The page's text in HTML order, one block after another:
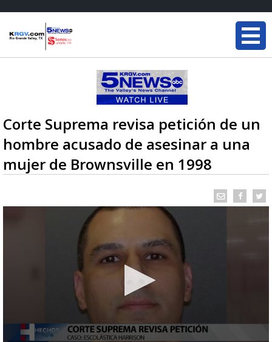
Corte Suprema revisa petición de un
hombre acusado de asesinar a una
mujer de Brownsville en 1998